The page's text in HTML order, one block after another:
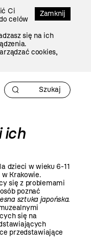
Zamknij
Ci
celów
się na ich
cookies,
ich
dzieci w wieku 6-11
w Krakowie.
się z problemami
poznać
sztuka japońska.
się na
przedstawiające